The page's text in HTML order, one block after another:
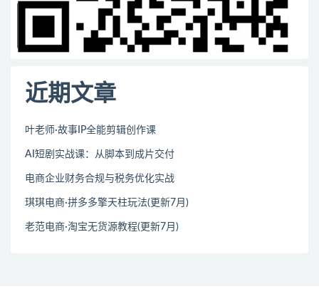
近期文章
叶老师·故事IP全能剪辑创作课
AI短剧实战课：从脚本到成片交付
电商企业财务合规与税务优化实战
琪琪电商·拼多多擎天柱玩法(更新7月)
老范电商·淘宝无货源教程(更新7月)